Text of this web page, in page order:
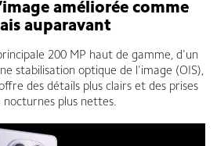
améliorée comme
auparavant
200 MP haut de gamme, d'un
stabilisation optique de l'image (OIS),
des détails plus clairs et des prises
nocturnes plus nettes.